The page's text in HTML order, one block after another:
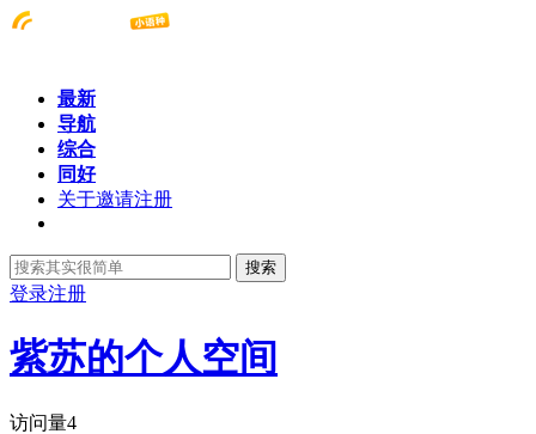
最新
导航
综合
同好
关于邀请注册
搜索
登录注册
紫苏的个人空间
访问量4